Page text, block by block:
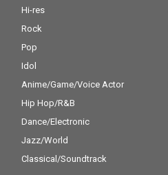
Hi-res
Rock
Pop
Idol
Anime/Game/Voice Actor
Hip Hop/R&B
Dance/Electronic
Jazz/World
Classical/Soundtrack